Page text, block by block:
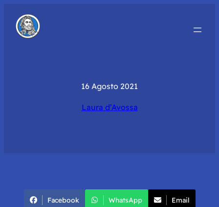
16 Agosto 2021
Laura d’Avossa
Facebook WhatsApp Email